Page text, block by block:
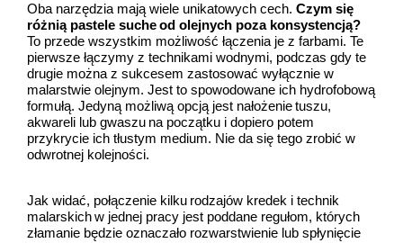
Oba narzędzia mają wiele unikatowych cech. Czym się
różnią pastele suche od olejnych poza konsystencją?
To przede wszystkim możliwość łączenia je z farbami. Te
pierwsze łączymy z technikami wodnymi, podczas gdy te
drugie można z sukcesem zastosować wyłącznie w
malarstwie olejnym. Jest to spowodowane ich hydrofobową
formułą. Jedyną możliwą opcją jest nałożenie tuszu,
akwareli lub gwaszu na początku i dopiero potem
przykrycie ich tłustym medium. Nie da się tego zrobić w
odwrotnej kolejności.
Jak widać, połączenie kilku rodzajów kredek i technik
malarskich w jednej pracy jest poddane regułom, których
złamanie będzie oznaczało rozwarstwienie lub spłynięcie